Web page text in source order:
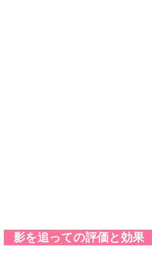
影を追っての評価と効果